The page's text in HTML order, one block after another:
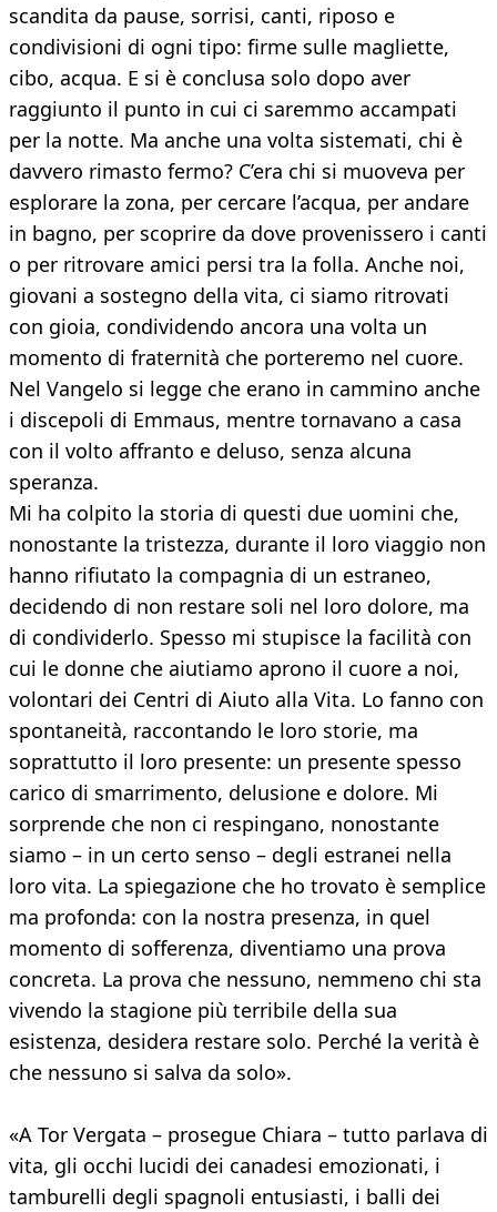
scandita da pause, sorrisi, canti, riposo e
condivisioni di ogni tipo: firme sulle magliette,
cibo, acqua. E si è conclusa solo dopo aver
raggiunto il punto in cui ci saremmo accampati
per la notte. Ma anche una volta sistemati, chi è
davvero rimasto fermo? C’era chi si muoveva per
esplorare la zona, per cercare l’acqua, per andare
in bagno, per scoprire da dove provenissero i canti
o per ritrovare amici persi tra la folla. Anche noi,
giovani a sostegno della vita, ci siamo ritrovati
con gioia, condividendo ancora una volta un
momento di fraternità che porteremo nel cuore.
Nel Vangelo si legge che erano in cammino anche
i discepoli di Emmaus, mentre tornavano a casa
con il volto affranto e deluso, senza alcuna
speranza.
Mi ha colpito la storia di questi due uomini che,
nonostante la tristezza, durante il loro viaggio non
hanno rifiutato la compagnia di un estraneo,
decidendo di non restare soli nel loro dolore, ma
di condividerlo. Spesso mi stupisce la facilità con
cui le donne che aiutiamo aprono il cuore a noi,
volontari dei Centri di Aiuto alla Vita. Lo fanno con
spontaneità, raccontando le loro storie, ma
soprattutto il loro presente: un presente spesso
carico di smarrimento, delusione e dolore. Mi
sorprende che non ci respingano, nonostante
siamo – in un certo senso – degli estranei nella
loro vita. La spiegazione che ho trovato è semplice
ma profonda: con la nostra presenza, in quel
momento di sofferenza, diventiamo una prova
concreta. La prova che nessuno, nemmeno chi sta
vivendo la stagione più terribile della sua
esistenza, desidera restare solo. Perché la verità è
che nessuno si salva da solo».
«A Tor Vergata – prosegue Chiara – tutto parlava di
vita, gli occhi lucidi dei canadesi emozionati, i
tamburelli degli spagnoli entusiasti, i balli dei